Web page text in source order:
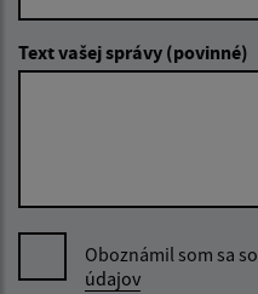
Text vašej správy (povinné)
Oboznámil som sa so
údajov